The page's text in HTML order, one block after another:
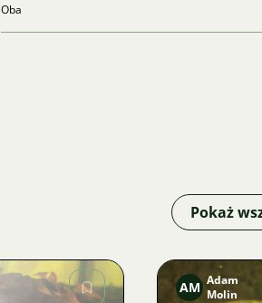
Oba
Pokaż
AM Adam
Molin